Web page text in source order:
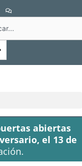
C
o
m
e
n
t
abiertas
el 13 de